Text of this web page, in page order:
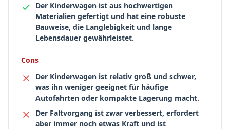
Der Kinderwagen ist aus hochwertigen
Materialien gefertigt und hat eine robuste
Bauweise, die Langlebigkeit und lange
Lebensdauer gewährleistet.
Cons
Der Kinderwagen ist relativ groß und schwer,
was ihn weniger geeignet für häufige
Autofahrten oder kompakte Lagerung macht.
Der Faltvorgang ist zwar verbessert, erfordert
aber immer noch etwas Kraft und ist